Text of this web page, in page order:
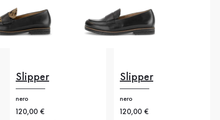
Slipper
nero
Nuovo prezzo
120,00 €
Slipper
nero
Nuovo prezzo
120,00 €